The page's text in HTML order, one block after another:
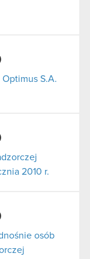
Optimus S.A.
2010 r.
osób